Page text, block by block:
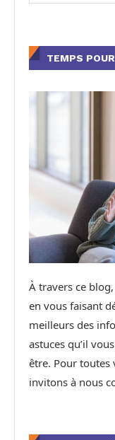
TEMPS
À travers ce
en vous faisant
meilleurs des
astuces qu’il
être. Pour toutes
invitons à nous